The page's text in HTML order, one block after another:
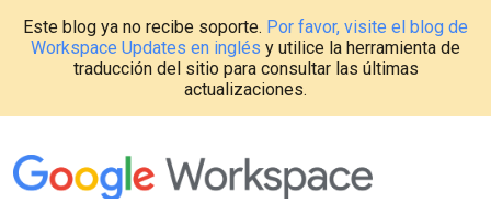
Este blog ya no recibe soporte. Por favor, visite el blog de
Workspace Updates en inglés y utilice la herramienta de
traducción del sitio para consultar las últimas
actualizaciones.